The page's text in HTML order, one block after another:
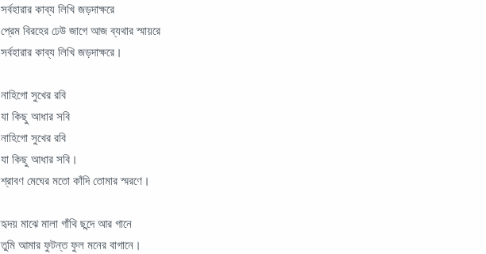
সর্বহারার কাব্য লিখি জড়দাক্ষরে
প্রেম বিরহের ঢেউ জাগে আজ ব্যথার স্মায়রে
সর্বহারার কাব্য লিখি জড়দাক্ষরে।
নাহিগো সুখের রবি
যা কিছু আধার সবি
নাহিগো সুখের রবি
যা কিছু আধার সবি।
শ্রাবণ মেঘের মতো কাঁদি তোমার স্মরণে।
হৃদয় মাঝে মালা গাঁথি ছন্দে আর গানে
তুমি আমার ফুটন্ত ফুল মনের বাগানে।